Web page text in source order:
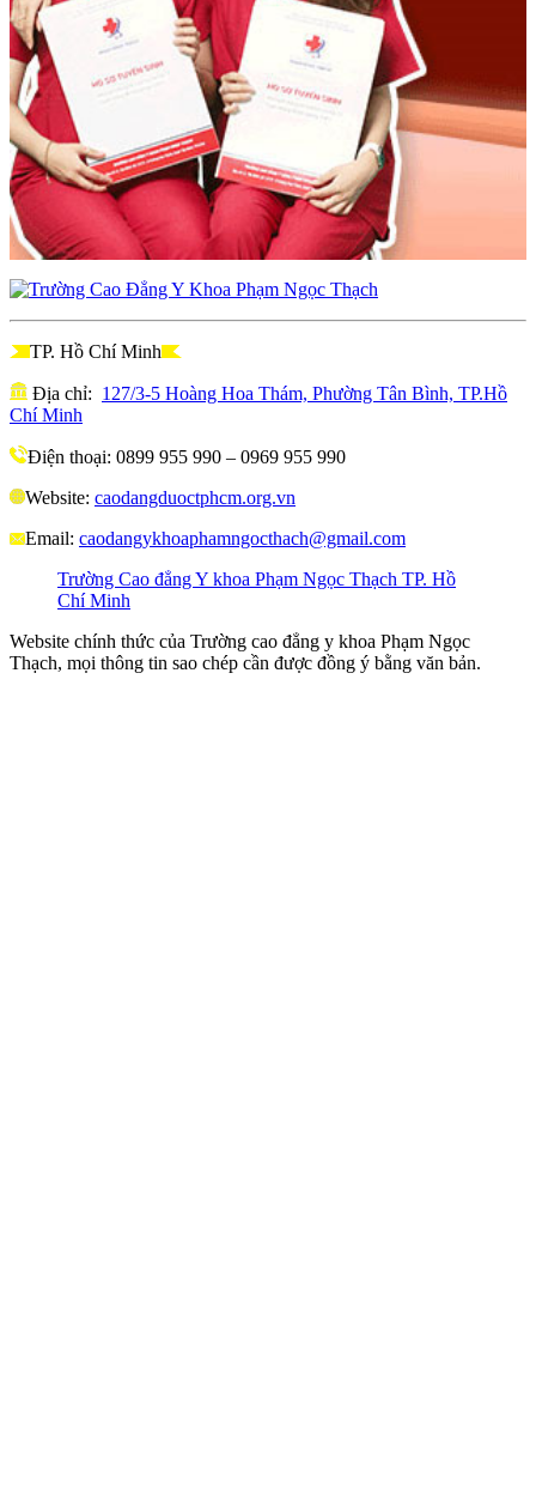
TP. Hồ Chí Minh
Địa chỉ: 127/3-5 Hoàng Hoa Thám, Phường Tân Bình, TP.Hồ
Chí Minh
Điện thoại: 0899 955 990 – 0969 955 990
Website: caodangduoctphcm.org.vn
Email: caodangykhoaphamngocthach@gmail.com
Trường Cao đẳng Y khoa Phạm Ngọc Thạch TP. Hồ
Chí Minh
Website chính thức của Trường cao đẳng y khoa Phạm Ngọc
Thạch, mọi thông tin sao chép cần được đồng ý bằng văn bản.